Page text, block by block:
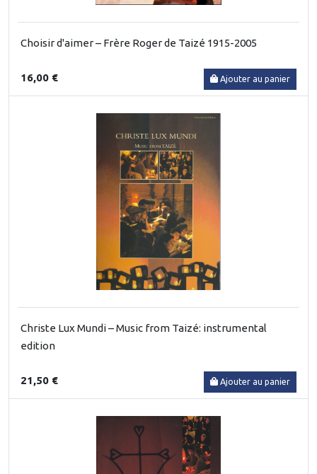
Choisir d'aimer – Frère Roger de Taizé 1915-2005
16,00 € Ajouter au panier
Christe Lux Mundi – Music from Taizé: instrumental
edition
21,50 € Ajouter au panier